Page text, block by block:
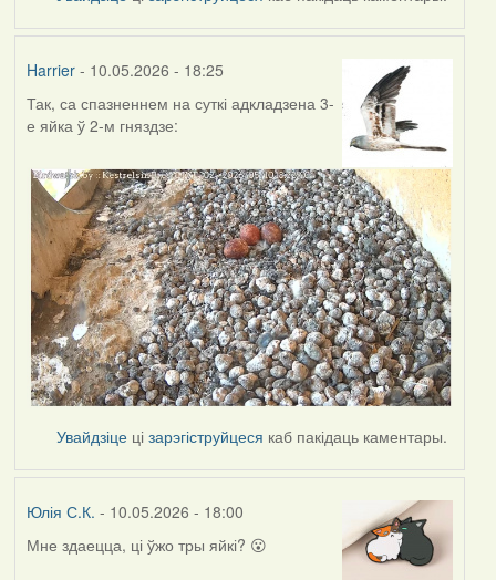
Harrier- 10.05.2026 - 18:25
Так, са спазненнем на суткі адкладзена 3-
е яйка ў 2-м гняздзе:
Увайдзіце цізарэгіструйцеся каб пакідаць каментары.
Юлія С.К. - 10.05.2026 - 18:00
Мне здаецца, ці ўжо тры яйкі? 😮